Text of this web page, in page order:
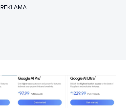
REKLAMA